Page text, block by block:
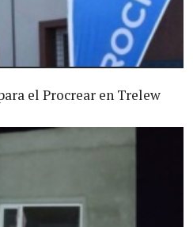
el Procrear en Trelew